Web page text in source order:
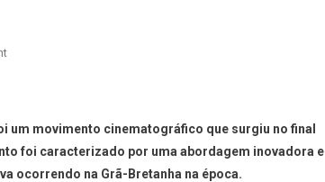
um movimento cinematográfico que surgiu no final
foi caracterizado por uma abordagem inovadora e
ocorrendo na Grã-Bretanha na época.